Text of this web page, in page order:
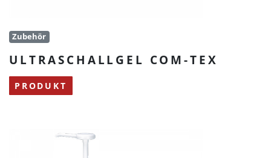
Zubehör
ULTRASCHALLGEL COM-TEX
PRODUKT